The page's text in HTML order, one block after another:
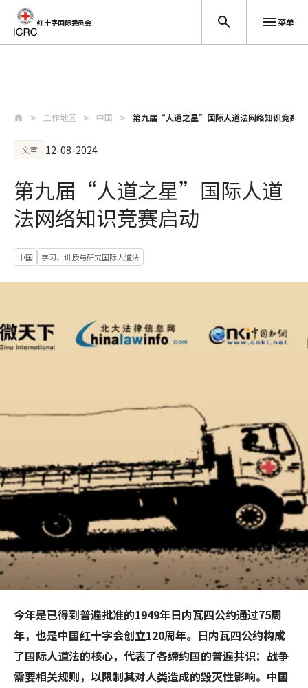
红十字国际委员会 菜单
工作地区 中国 第九届“人道之星”国际人道法网络知识竞赛启
文章 12-08-2024
第九届“人道之星”国际人道
法网络知识竞赛启动
中国 学习、讲授与研究国际人道法
今年是已得到普遍批准的1949年日内瓦四公约通过75周
年，也是中国红十字会创立120周年。日内瓦四公约构成
了国际人道法的核心，代表了各缔约国的普遍共识：战争
需要相关规则，以限制其对人类造成的毁灭性影响。中国